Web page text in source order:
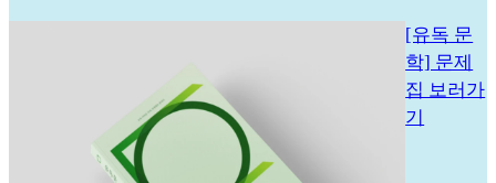
[유독 문
학] 문제
집 보러가
기